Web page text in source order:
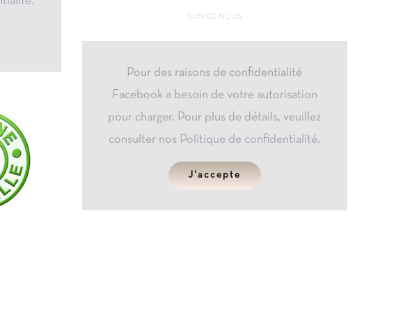
SUIVEZ-NOUS
Pour des raisons de confidentialité
Facebook a besoin de votre autorisation
pour charger. Pour plus de détails, veuillez
consulter nos Politique de confidentialité.
J'accepte